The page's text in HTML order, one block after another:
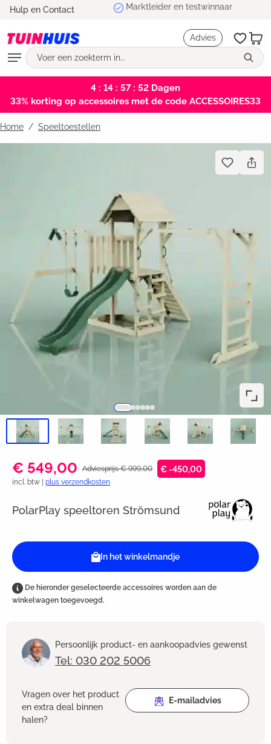
Hulp en Contact Marktleider en testwinnaar
Advies
4 : 14 : 57 : 51Dagen
33% korting op accessoires met de code ACCESSOIRES33
Home Speeltoestellen
€ 549,00 Adviesprijs € 999,00 € -450,00
incl. btw | plus verzendkosten
PolarPlay speeltoren Strömsund
In het winkelmandje
De hieronder geselecteerde accessoires worden aan de
winkelwagen toegevoegd.
Persoonlijk product- en aankoopadvies gewenst
Tel: 030 202 5006
Vragen over het product
en extra deal binnen
halen?
E-mailadvies